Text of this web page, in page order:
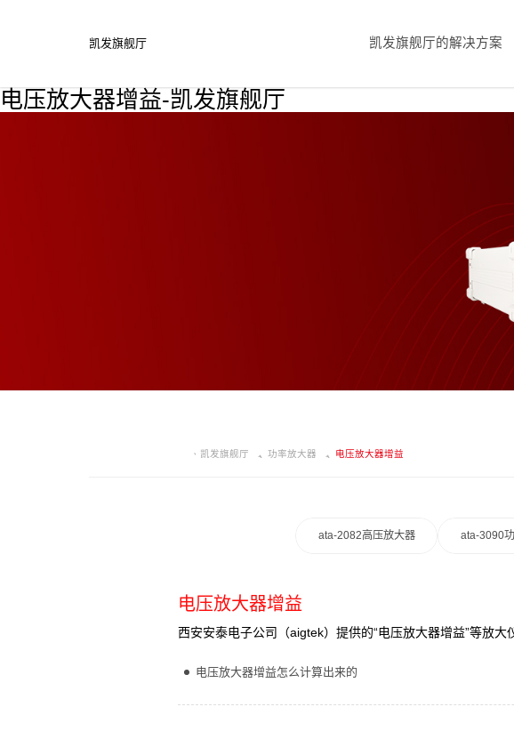
电压放大器增益-凯发旗舰厅
凯发旗舰厅 凯发旗舰厅的解决方案
凯发旗舰厅 功率放大器 电压放大器增益
ata-2082高压放大器 ata-3090
电压放大器增益
西安安泰电子公司（aigtek）提供的“电压放大器增益”等放
电压放大器增益怎么计算出来的